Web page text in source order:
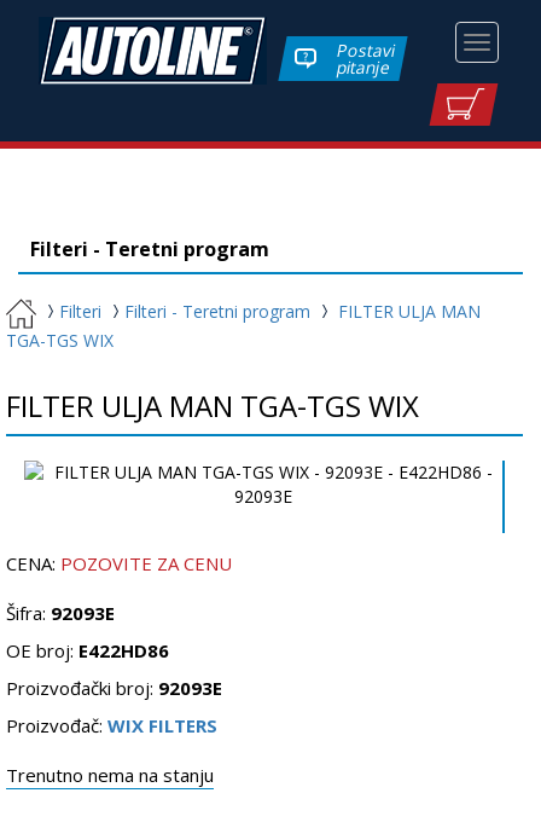
Toggle
Postavi
pitanje
Filteri - Teretni program
Filteri Filteri - Teretni program
FILTER ULJA MAN
TGA-TGS WIX
FILTER ULJA MAN TGA-TGS WIX
CENA: POZOVITE ZA CENU
Šifra: 92093E
OE broj: E422HD86
Proizvođački broj: 92093E
Proizvođač: WIX FILTERS
Trenutno nema na stanju